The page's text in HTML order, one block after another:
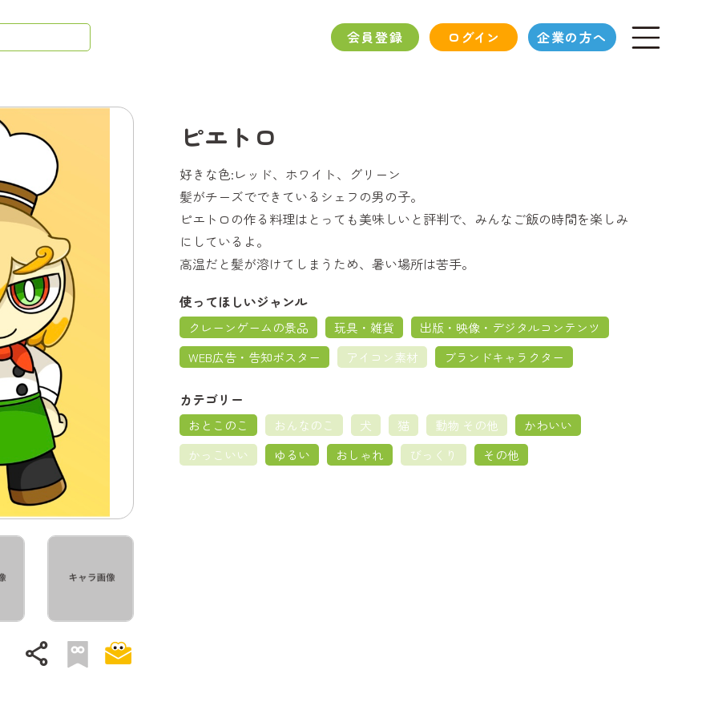
会員登録 ログイン 企業の方へ
share
ピエトロ
好きな色:レッド、ホワイト、グリーン
髪がチーズでできているシェフの男の子。
ピエトロの作る料理はとっても美味しいと評判で、みんなご飯の時間を楽しみ
にしているよ。
高温だと髪が溶けてしまうため、暑い場所は苦手。
使ってほしいジャンル
クレーンゲームの景品 玩具・雑貨
出版・映像・デジタルコンテンツ
WEB広告・告知ポスター
アイコン素材 ブランドキャラクター
カテゴリー
おとこのこ おんなのこ 犬 猫 動物 その他
かわいい
かっこいい
ゆるい おしゃれ びっくり その他